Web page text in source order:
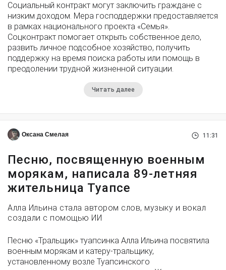
Социальный контракт могут заключить граждане с
низким доходом. Мера господдержки предоставляется
в рамках национального проекта «Семья».
Соцконтракт помогает открыть собственное дело,
развить личное подсобное хозяйство, получить
поддержку на время поиска работы или помощь в
преодолении трудной жизненной ситуации.
Читать далее
Оксана Смелая 11:31
Песню, посвященную военным
морякам, написала 89-летняя
жительница Туапсе
Алла Ильина стала автором слов, музыку и вокал
создали с помощью ИИ
Песню «Тральщик» туапсинка Алла Ильина посвятила
военным морякам и катеру-тральщику,
установленному возле Туапсинского